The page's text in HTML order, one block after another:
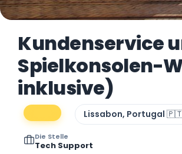
Kundenservice
Spielkonsolen-
inklusive)
Lissabon, Portugal
Die Stelle
Tech Support